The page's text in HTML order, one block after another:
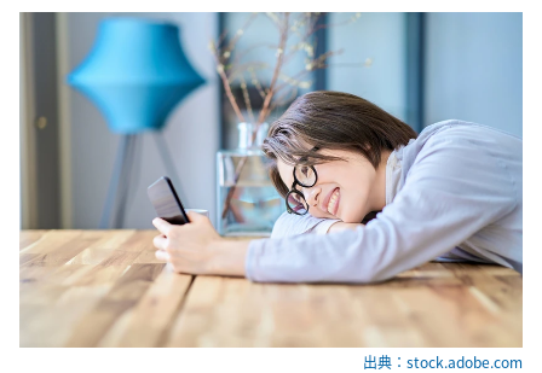
出典：stock.adobe.com